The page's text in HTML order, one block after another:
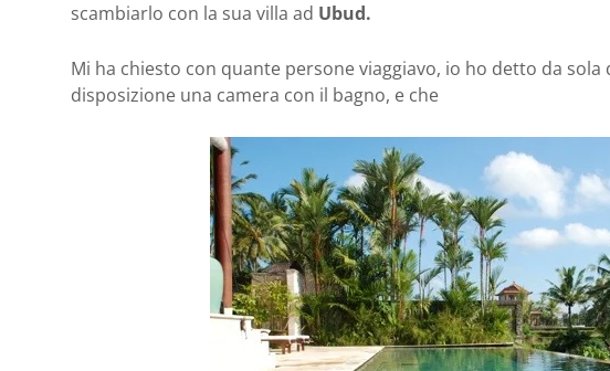
scambiarlo con la sua villa ad Ubud.
Mi ha chiesto con quante persone viaggiavo, io ho detto da
disposizione una camera con il bagno, e che